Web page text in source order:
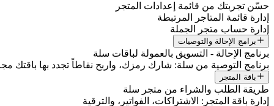
حسّن تجربتك من قائمة إعدادات المتجر
إدارة قائمة المتاجر المرتبطة
إدارة حساب متجر الجملة
برامج الإحالة والتوصيات
برنامج الإحالة - التسويق بالعمولة لباقات سلة
برنامج التوصية من سلة: شارك رمزك، واربح نقاطاً تجدد بها باقتك
باقة المتجر
طريقة الطلب والشراء من متجر سلة
إدارة باقة المتجر: الاشتراكات، الفواتير، والترقية